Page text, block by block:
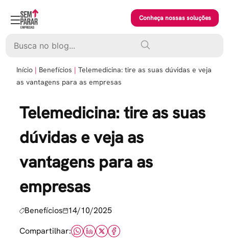
content
Conheça nossas soluções
Início Benefícios
Telemedicina: tire as suas dúvidas e veja
as vantagens para as empresas
Telemedicina: tire as suas
dúvidas e veja as
vantagens para as
empresas
Benefícios 14/10/2025
Compartilhar: